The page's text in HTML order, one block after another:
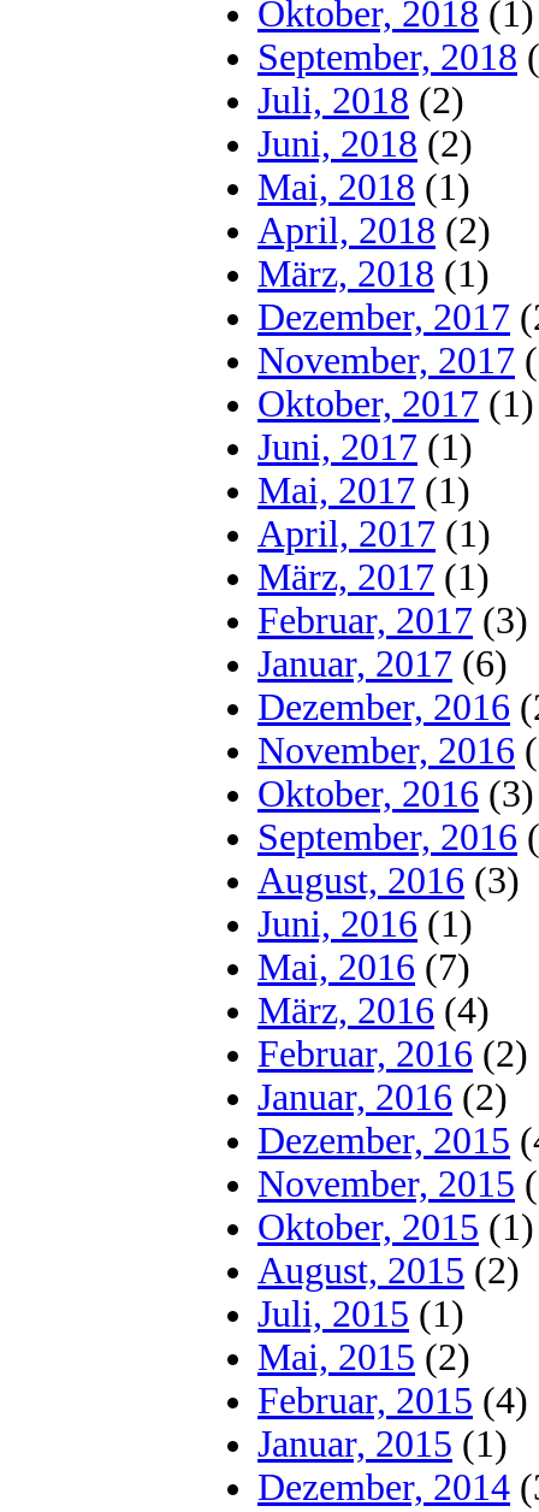
Oktober, 2018 (1)
September, 2018
Juli, 2018 (2)
Juni, 2018 (2)
Mai, 2018 (1)
April, 2018 (2)
März, 2018 (1)
Dezember, 2017
November, 2017
Oktober, 2017 (1)
Juni, 2017 (1)
Mai, 2017 (1)
April, 2017 (1)
März, 2017 (1)
Februar, 2017 (3)
Januar, 2017 (6)
Dezember, 2016
November, 2016
Oktober, 2016 (3)
September, 2016
August, 2016 (3)
Juni, 2016 (1)
Mai, 2016 (7)
März, 2016 (4)
Februar, 2016 (2)
Januar, 2016 (2)
Dezember, 2015
November, 2015
Oktober, 2015 (1)
August, 2015 (2)
Juli, 2015 (1)
Mai, 2015 (2)
Februar, 2015 (4)
Januar, 2015 (1)
Dezember, 2014